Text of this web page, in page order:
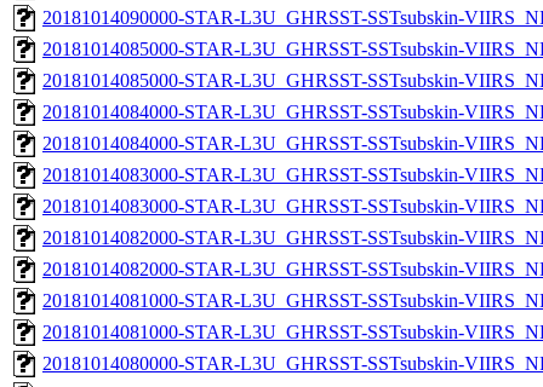
20181014090000-STAR-L3U_GHRSST-SSTsubskin-
20181014085000-STAR-L3U_GHRSST-SSTsubskin-
20181014085000-STAR-L3U_GHRSST-SSTsubskin-
20181014084000-STAR-L3U_GHRSST-SSTsubskin-
20181014084000-STAR-L3U_GHRSST-SSTsubskin-
20181014083000-STAR-L3U_GHRSST-SSTsubskin-
20181014083000-STAR-L3U_GHRSST-SSTsubskin-
20181014082000-STAR-L3U_GHRSST-SSTsubskin-
20181014082000-STAR-L3U_GHRSST-SSTsubskin-
20181014081000-STAR-L3U_GHRSST-SSTsubskin-
20181014081000-STAR-L3U_GHRSST-SSTsubskin-
20181014080000-STAR-L3U_GHRSST-SSTsubskin-